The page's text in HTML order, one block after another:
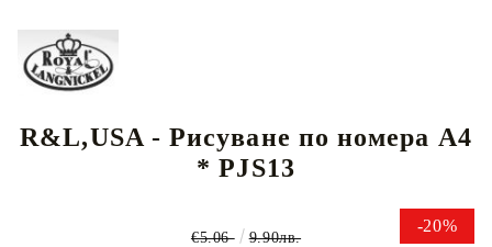
R&L,USA - Рисуване по номера А4
* PJS13
-20%
€5.06 9.90лв.